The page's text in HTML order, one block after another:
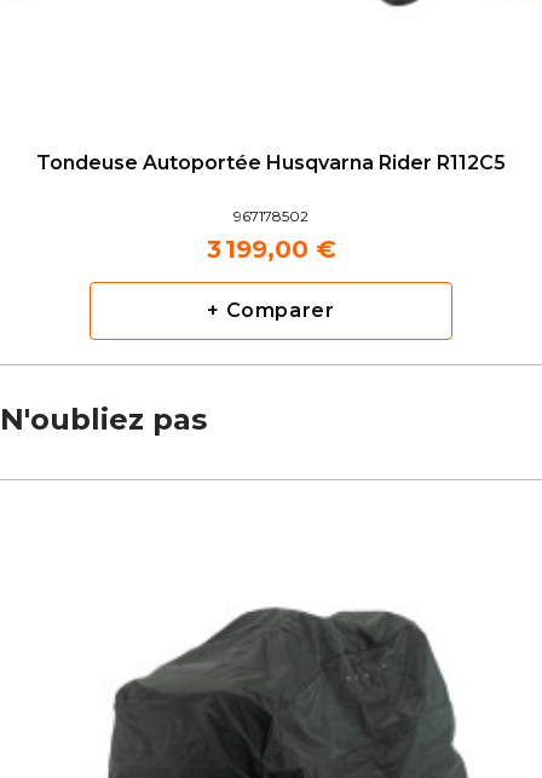
Tondeuse Autoportée Husqvarna Rider R112C5
967178502
3 199,00 €
+ Comparer
N'oubliez pas